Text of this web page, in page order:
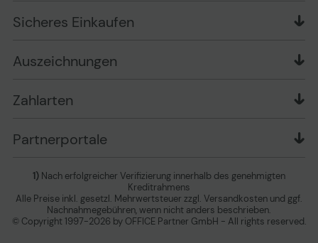
Vertrag widerrufen
AGB
Presse
Impressum
Zu den Barrierefreiheitseinstellungen
Erklärung zur Barrierefreiheit
Sicheres Einkaufen
Auszeichnungen
Zahlarten
Partnerportale
1) Nach erfolgreicher Verifizierung innerhalb des genehmigten
Kreditrahmens
Alle Preise inkl. gesetzl. Mehrwertsteuer zzgl. Versandkosten und ggf.
Nachnahmegebühren, wenn nicht anders beschrieben.
© Copyright 1997-2026 by OFFICE Partner GmbH - All rights reserved.